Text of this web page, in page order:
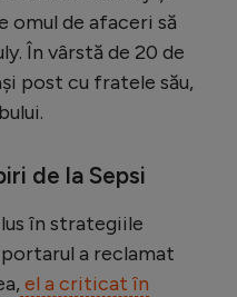
omul de afaceri să
În vârstă de 20 de
post cu fratele său,
de la Sepsi
în strategiile
a reclamat
el a criticat în